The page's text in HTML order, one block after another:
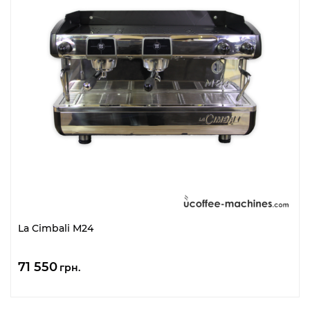
La Cimbali M24
71 550 грн.